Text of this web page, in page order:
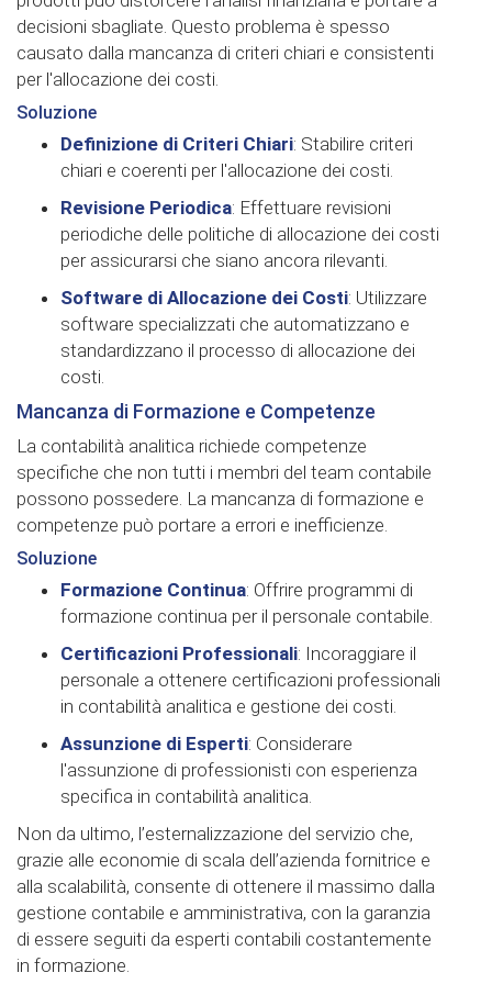
decisioni sbagliate. Questo problema è spesso
causato dalla mancanza di criteri chiari e consistenti
per l'allocazione dei costi.
Soluzione
Definizione di Criteri Chiari: Stabilire criteri
chiari e coerenti per l'allocazione dei costi.
Revisione Periodica: Effettuare revisioni
periodiche delle politiche di allocazione dei costi
per assicurarsi che siano ancora rilevanti.
Software di Allocazione dei Costi: Utilizzare
software specializzati che automatizzano e
standardizzano il processo di allocazione dei
costi.
Mancanza di Formazione e Competenze
La contabilità analitica richiede competenze
specifiche che non tutti i membri del team contabile
possono possedere. La mancanza di formazione e
competenze può portare a errori e inefficienze.
Soluzione
Formazione Continua: Offrire programmi di
formazione continua per il personale contabile.
Certificazioni Professionali: Incoraggiare il
personale a ottenere certificazioni professionali
in contabilità analitica e gestione dei costi.
Assunzione di Esperti: Considerare
l'assunzione di professionisti con esperienza
specifica in contabilità analitica.
Non da ultimo, l’esternalizzazione del servizio che,
grazie alle economie di scala dell’azienda fornitrice e
alla scalabilità, consente di ottenere il massimo dalla
gestione contabile e amministrativa, con la garanzia
di essere seguiti da esperti contabili costantemente
in formazione.